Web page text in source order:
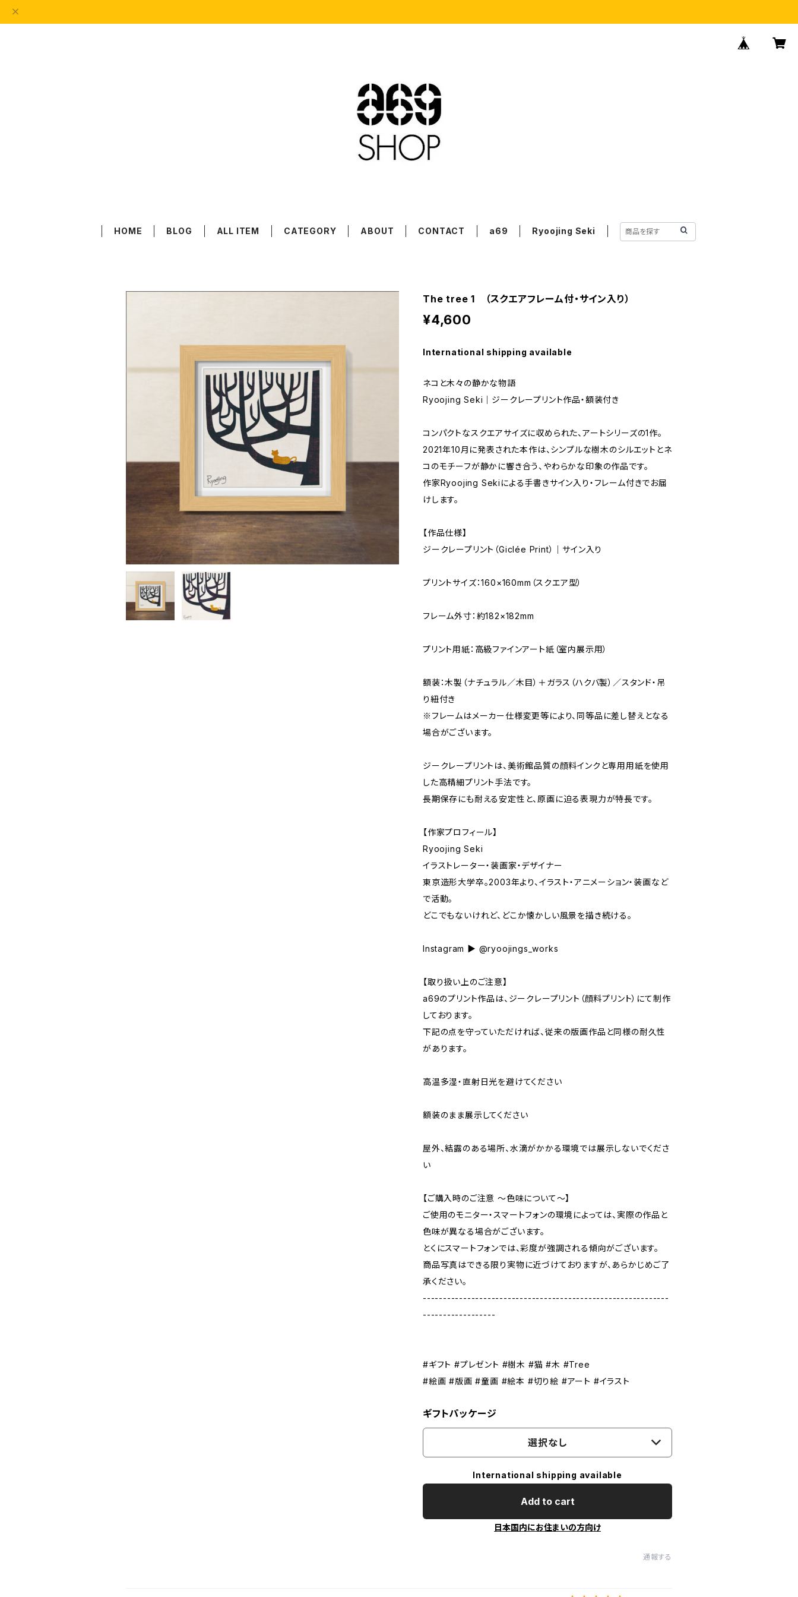
HOME BLOG ALL ITEM CATEGORY ABOUT CONTACT a69 Ryoojing Seki
The tree 1 （スクエアフレーム付・サイン入り）
¥4,600
International shipping available
ネコと木々の静かな物語
Ryoojing Seki｜ジークレープリント作品・額装付き
コンパクトなスクエアサイズに収められた、アートシリーズの1作。
2021年10月に発表された本作は、シンプルな樹木のシルエットとネ
コのモチーフが静かに響き合う、やわらかな印象の作品です。
作家Ryoojing Sekiによる手書きサイン入り・フレーム付きでお届
けします。
【作品仕様】
ジークレープリント（Giclée Print）｜サイン入り
プリントサイズ：160×160mm（スクエア型）
フレーム外寸：約182×182mm
プリント用紙：高級ファインアート紙（室内展示用）
額装：木製（ナチュラル／木目）＋ガラス（ハクバ製）／スタンド・吊
り紐付き
※フレームはメーカー仕様変更等により、同等品に差し替えとなる
場合がございます。
ジークレープリントは、美術館品質の顔料インクと専用用紙を使用
した高精細プリント手法です。
長期保存にも耐える安定性と、原画に迫る表現力が特長です。
【作家プロフィール】
Ryoojing Seki
イラストレーター・装画家・デザイナー
東京造形大学卒。2003年より、イラスト・アニメーション・装画など
で活動。
どこでもないけれど、どこか懐かしい風景を描き続ける。
Instagram ▶ @ryoojings_works
【取り扱い上のご注意】
a69のプリント作品は、ジークレープリント（顔料プリント）にて制作
しております。
下記の点を守っていただければ、従来の版画作品と同様の耐久性
があります。
高温多湿・直射日光を避けてください
額装のまま展示してください
屋外、結露のある場所、水滴がかかる環境では展示しないでくださ
い
【ご購入時のご注意 ～色味について～】
ご使用のモニター・スマートフォンの環境によっては、実際の作品と
色味が異なる場合がございます。
とくにスマートフォンでは、彩度が強調される傾向がございます。
商品写真はできる限り実物に近づけておりますが、あらかじめご了
承ください。
-------------------------------------------------------------
------------------
#ギフト #プレゼント #樹木 #猫 #木 #Tree
#絵画 #版画 #童画 #絵本 #切り絵 #アート #イラスト
ギフトパッケージ
選択なし
International shipping available
Add to cart
日本国内にお住まいの方向け
通報する